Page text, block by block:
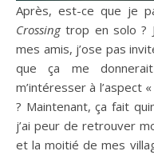
Après, est-ce que je
Crossingtrop en solo ?
mes amis, j’ose pas
que ça me
m’intéresser à l’aspect
? Maintenant, ça fait
j’ai peur de retrouver
et la moitié de mes